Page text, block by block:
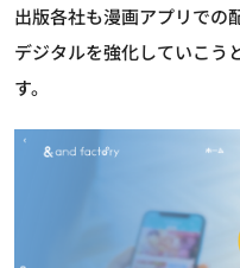
出版各社も漫画アプリでの
デジタルを強化していこう
す。